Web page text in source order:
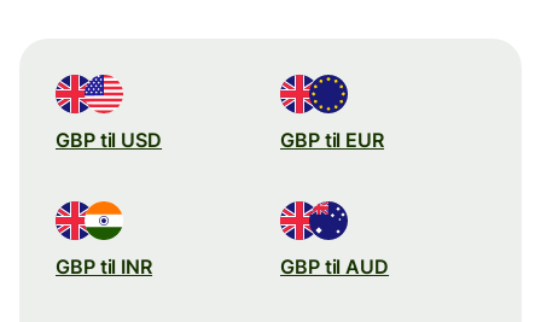
GBP til USD GBP til EUR
GBP til INR GBP til AUD